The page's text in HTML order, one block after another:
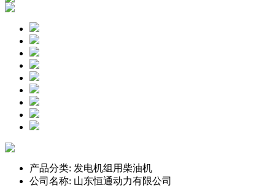
产品分类: 发电机组用柴油机
公司名称: 山东恒通动力有限公司